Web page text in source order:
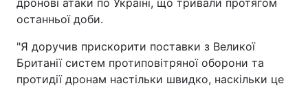
Техно і зв'язок
Зброя Інциденти
Здоров'я Туризм
дронові атаки по Україні, що тривали протягом
останньої доби.
"Я доручив прискорити поставки з Великої
Британії систем протиповітряної оборони та
протидії дронам настільки швидко, наскільки це